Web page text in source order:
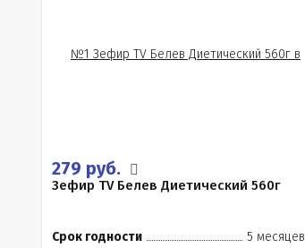
279 руб.
Зефир TV Белев Диетический 560г
Срок годности
5 месяцев